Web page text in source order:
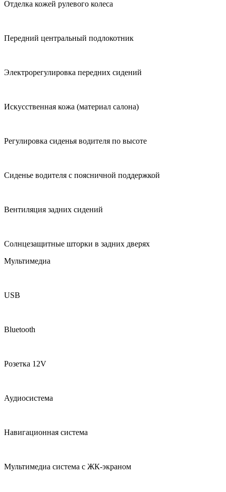
Отделка кожей рулевого колеса
Передний центральный подлокотник
Электрорегулировка передних сидений
Искусственная кожа (материал салона)
Регулировка сиденья водителя по высоте
Сиденье водителя с поясничной поддержкой
Вентиляция задних сидений
Солнцезащитные шторки в задних дверях
Мультимедиа
USB
Bluetooth
Розетка 12V
Аудиосистема
Навигационная система
Мультимедиа система с ЖК-экраном